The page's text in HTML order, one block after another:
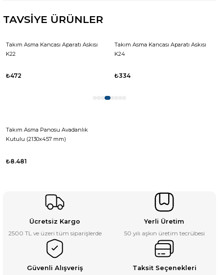
TAVSİYE ÜRÜNLER
Takım Asma Kancası Aparatı Askısı
K22
₺472
Takım Asma Kancası Aparatı Askısı
K24
₺334
Takım Asma Panosu Avadanlık
Kutulu (2130x457 mm)
₺8.481
Ücretsiz Kargo
2500 TL ve üzeri tüm siparişlerde
Yerli Üretim
50 yılı aşkın üretim tecrübesi
Güvenli Alışveriş
Taksit Seçenekleri